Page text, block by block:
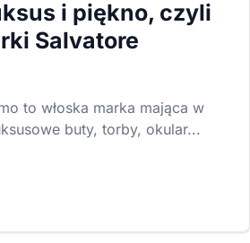
i piękno, czyli
Salvatore
to włoska marka mająca w
buty, torby, okular...